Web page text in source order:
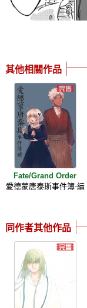
其他相關作品
Fate/Grand Order
愛德蒙唐泰斯事件簿-續
同作者其他作品